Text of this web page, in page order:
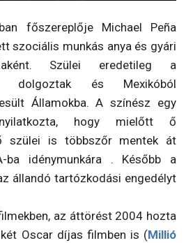
főszereplője Michael Peña
szociális munkás anya és gyári
Szülei eredetileg a
dolgoztak és Mexikóból
Államokba. A színész egy
hogy mielőtt ő
szülei is többszőr mentek át
ba idénymunkára . Később a
állandó tartózkodási engedélyt
az áttörést 2004 hozta
Oscar díjas filmben is (Millió